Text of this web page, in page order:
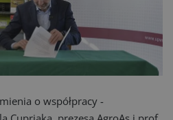
o współpracy -